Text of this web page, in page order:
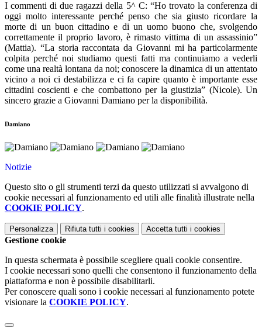
I commenti di due ragazzi della 5^ C: “Ho trovato la conferenza di
oggi molto interessante perché penso che sia giusto ricordare la
morte di un buon cittadino e di un uomo buono che, svolgendo
correttamente il proprio lavoro, è rimasto vittima di un assassinio”
(Mattia). “La storia raccontata da Giovanni mi ha particolarmente
colpita perché noi studiamo questi fatti ma continuiamo a vederli
come una realtà lontana da noi; conoscere la dinamica di un attentato
vicino a noi ci destabilizza e ci fa capire quanto è importante esse
cittadini coscienti e che combattono per la giustizia” (Nicole). Un
sincero grazie a Giovanni Damiano per la disponibilità.
Damiano
Notizie
Questo sito o gli strumenti terzi da questo utilizzati si avvalgono di
cookie necessari al funzionamento ed utili alle finalità illustrate nella
COOKIE POLICY.
Personalizza Rifiuta tutti i cookies Accetta tutti i cookies
Gestione cookie
In questa schermata è possibile scegliere quali cookie consentire.
I cookie necessari sono quelli che consentono il funzionamento della
piattaforma e non è possibile disabilitarli.
Per conoscere quali sono i cookie necessari al funzionamento potete
visionare la COOKIE POLICY.